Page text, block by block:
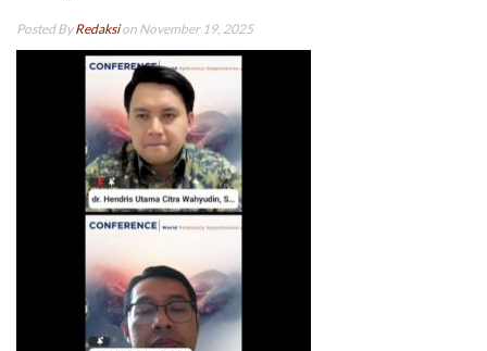
Posted ByRedaksion November 19, 2025